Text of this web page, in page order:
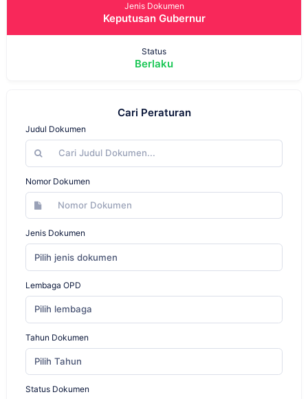
Jenis Dokumen
Keputusan Gubernur
Status
Berlaku
Cari Peraturan
Judul Dokumen
Nomor Dokumen
Jenis Dokumen
Pilih jenis dokumen
Lembaga OPD
Pilih lembaga
Tahun Dokumen
Pilih Tahun
Status Dokumen